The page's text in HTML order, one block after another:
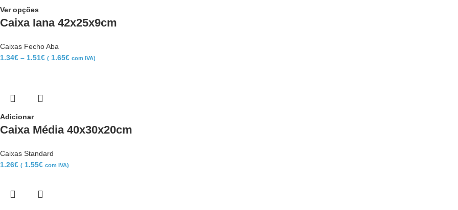
Ver opções
Caixa Iana 42x25x9cm
Caixas Fecho Aba
1.34€ – 1.51€ ( 1.65€ com IVA)
Adicionar
Caixa Média 40x30x20cm
Caixas Standard
1.26€ ( 1.55€ com IVA)